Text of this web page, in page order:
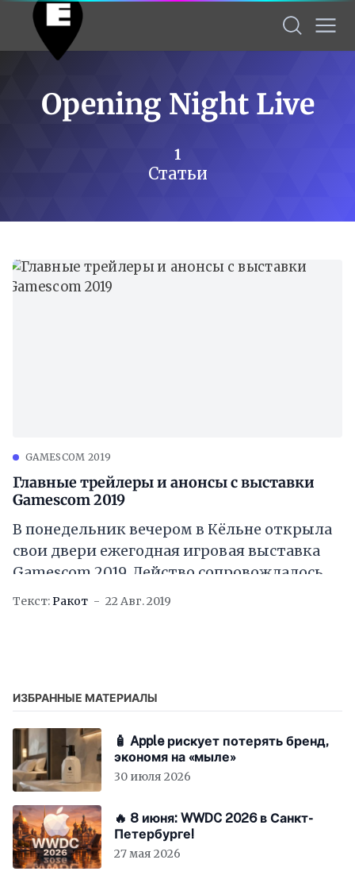
Opening Night Live
1
Статьи
GAMESCOM 2019
Главные трейлеры и анонсы с выставки
Gamescom 2019
В понедельник вечером в Кёльне открыла
свои двери ежегодная игровая выставка
Gamescom 2019. Действо сопровождалось
рядом мероприятий, о которых вкратце
Текст:Ракот 22 Авг. 2019
ИЗБРАННЫЕ МАТЕРИАЛЫ
🧴 Apple рискует потерять бренд,
экономя на «мыле»
30 июля 2026
🔥 8 июня: WWDC 2026 в Санкт-
Петербурге!
27 мая 2026